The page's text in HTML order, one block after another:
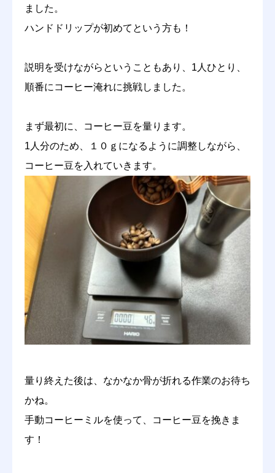
ました。
ハンドドリップが初めてという方も！
説明を受けながらということもあり、1人ひとり、
順番にコーヒー淹れに挑戦しました。
まず最初に、コーヒー豆を量ります。
1人分のため、１０ｇになるように調整しながら、
コーヒー豆を入れていきます。
量り終えた後は、なかなか骨が折れる作業のお待ち
かね。
手動コーヒーミルを使って、コーヒー豆を挽きま
す！